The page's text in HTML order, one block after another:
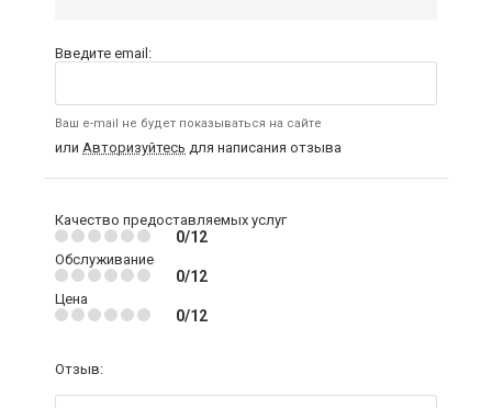
Введите email:
Ваш e-mail не будет показываться на сайте
или Авторизуйтесь для написания отзыва
Качество предоставляемых услуг
0/12
Обслуживание
0/12
Цена
0/12
Отзыв: